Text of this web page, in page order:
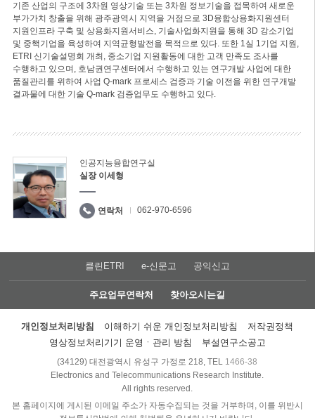
기존 산업의 구조에 3차원 영상기술 또는 3차원 정보기술을 접목하여 새로운
부가가치 창출을 위해 광주광역시 지역을 거점으로 3D융합상용화지원센터
지원인프라 구축 및 상용화지원서비스, 기술사업화지원을 통해 3D 강소기업
및 중핵기업을 육성하여 지역균형발전을 목적으로 있다. 또한 1실 1기업 지원,
ETRI 신기술설명회 개최, 중소기업 지원활동에 대한 고객 만족도 조사를
수행하고 있으며, 호남권연구센터에서 수행하고 있는 연구개발 사업에 대한
품질관리를 위하여 사업 Q-mark 프로세스 검증과 기술 이전을 위한 연구개발
결과물에 대한 기술 Q-mark 검증업무도 수행하고 있다.
인공지능융합연구실
실장 이세형
연락처 062-970-6596
클린ETRI e-신문고 공익신고
주요업무연락처 찾아오시는길
개인정보처리방침 이해하기 쉬운 개인정보처리방침
저작권정책
영상정보처리기기 운영ㆍ관리 방침
부설연구소공고
(34129) 대전광역시 유성구 가정로 218, TEL 1466-38
Electronics and Telecommunications Research Institute.
All rights reserved.
본 홈페이지에 게시된 이메일 주소가 자동수집되는 것을 거부하며, 이를 위반시